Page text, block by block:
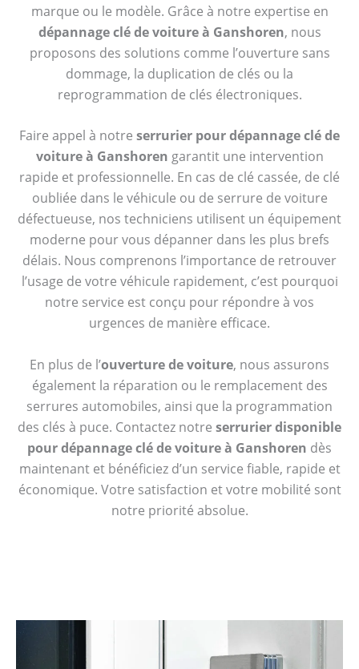
marque ou le modèle. Grâce à notre expertise en
dépannage clé de voiture à Ganshoren, nous
proposons des solutions comme l’ouverture sans
dommage, la duplication de clés ou la
reprogrammation de clés électroniques.
Faire appel à notre serrurier pour dépannage clé de
voiture à Ganshoren garantit une intervention
rapide et professionnelle. En cas de clé cassée, de clé
oubliée dans le véhicule ou de serrure de voiture
défectueuse, nos techniciens utilisent un équipement
moderne pour vous dépanner dans les plus brefs
délais. Nous comprenons l’importance de retrouver
l’usage de votre véhicule rapidement, c’est pourquoi
notre service est conçu pour répondre à vos
urgences de manière efficace.
En plus de l’ouverture de voiture, nous assurons
également la réparation ou le remplacement des
serrures automobiles, ainsi que la programmation
des clés à puce. Contactez notre serrurier disponible
pour dépannage clé de voiture à Ganshoren dès
maintenant et bénéficiez d’un service fiable, rapide et
économique. Votre satisfaction et votre mobilité sont
notre priorité absolue.